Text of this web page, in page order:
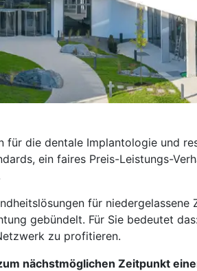
die dentale Implantologie und
ein faires Preis-Leistungs-
für niedergelassene
gebündelt. Für Sie bedeutet
zu profitieren.
nächstmöglichen Zeitpunkt